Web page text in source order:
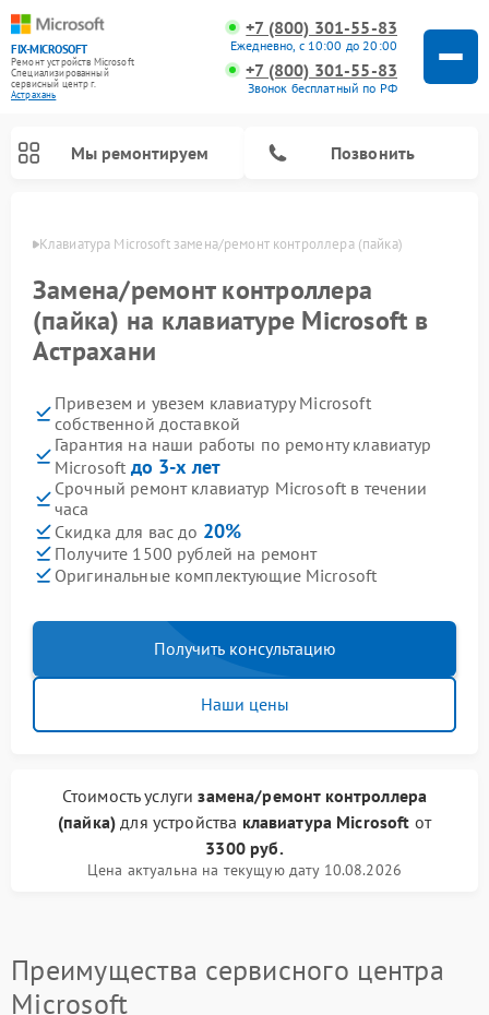
FIX-MICROSOFT
Ремонт устройств Microsoft
Специализированный
cервисный центр г.
Астрахань
+7 (800) 301-55-83
Ежедневно, с 10:00 до 20:00
+7 (800) 301-55-83
Звонок бесплатный по РФ
Мы ремонтируем Позвонить
Клавиатура Microsoft замена/ремонт контроллера (пайка)
Замена/ремонт контроллера
(пайка) на клавиатуре Microsoft в
Астрахани
Привезем и увезем клавиатуру Microsoft
собственной доставкой
Гарантия на наши работы по ремонту клавиатур
Microsoft до 3-х лет
Срочный ремонт клавиатур Microsoft в течении
часа
Скидка для вас до 20%
Получите 1500 рублей на ремонт
Оригинальные комплектующие Microsoft
Получить консультацию
Наши цены
Стоимость услугизамена/ремонт контроллера
(пайка) для устройства клавиатура Microsoft от
3300 руб.
Цена актуальна на текущую дату 10.08.2026
Преимущества сервисного центра
Microsoft